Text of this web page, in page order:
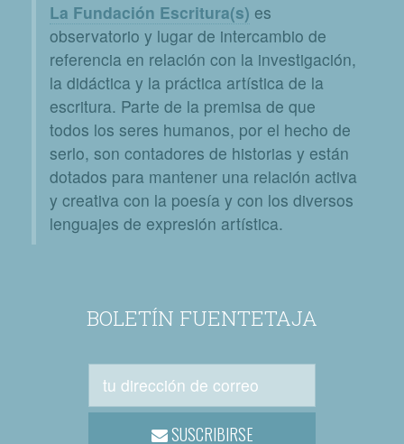
La Fundación Escritura(s) es
observatorio y lugar de intercambio de
referencia en relación con la investigación,
la didáctica y la práctica artística de la
escritura. Parte de la premisa de que
todos los seres humanos, por el hecho de
serlo, son contadores de historias y están
dotados para mantener una relación activa
y creativa con la poesía y con los diversos
lenguajes de expresión artística.
BOLETÍN FUENTETAJA
SUSCRIBIRSE